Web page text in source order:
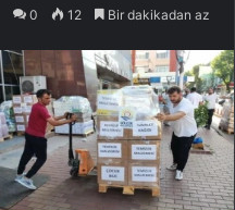
0 12 Bir dakikadan az